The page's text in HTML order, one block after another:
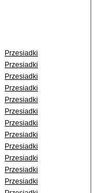
Przesiadki
Przesiadki
Przesiadki
Przesiadki
Przesiadki
Przesiadki
Przesiadki
Przesiadki
Przesiadki
Przesiadki
Przesiadki
Przesiadki